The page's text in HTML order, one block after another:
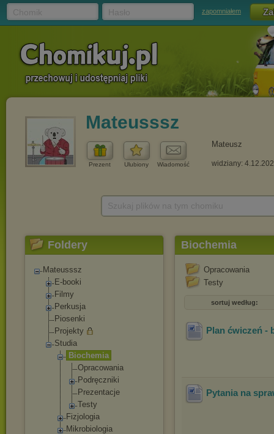
zapomniałem
Mateusssz
Prezent Ulubiony Wiadomość
Mateusz
widziany:
Foldery
Mateusssz
E-booki
Filmy
Perkusja
Piosenki
Projekty
Studia
Biochemia
Opracowania
Podręczniki
Prezentacje
Testy
Fizjologia
Mikrobiologia
Biochemia
Opracowania
Testy
sortuj według:
Plan ćwiczeń -
Pytania na